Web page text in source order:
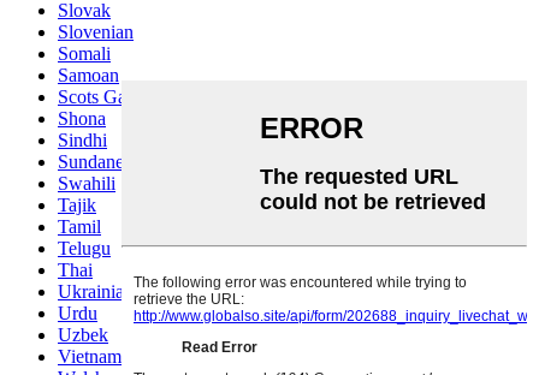
Slovak
Slovenian
Somali
Samoan
Scots Gaelic
Shona
Sindhi
Sundanese
Swahili
Tajik
Tamil
Telugu
Thai
Ukrainian
Urdu
Uzbek
Vietnamese